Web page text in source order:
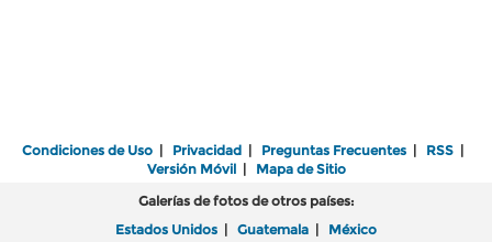
Condiciones de Uso | Privacidad | Preguntas Frecuentes | RSS |
Versión Móvil| Mapa de Sitio
Galerías de fotos de otros países:
Estados Unidos | Guatemala | México